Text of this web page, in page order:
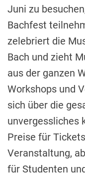
Juni zu
Bachfest
zelebriert die
Bach und zieht
aus der ganzen
Workshops und
sich über die
unvergessliches
Preise für
Veranstaltung,
für Studenten